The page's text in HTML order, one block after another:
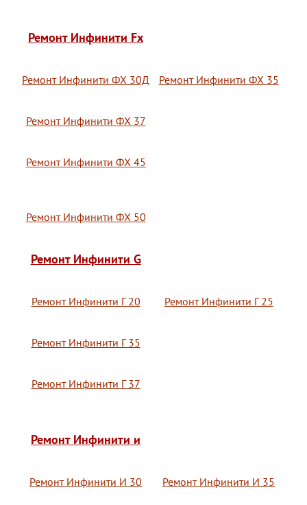
Ремонт Инфинити Fx
Ремонт Инфинити ФХ 30Д Ремонт Инфинити ФХ 35
Ремонт Инфинити ФХ 37
Ремонт Инфинити ФХ 45
Ремонт Инфинити ФХ 50
Ремонт Инфинити G
Ремонт Инфинити Г 20 Ремонт Инфинити Г 25
Ремонт Инфинити Г 35
Ремонт Инфинити Г 37
Ремонт Инфинити и
Ремонт Инфинити И 30 Ремонт Инфинити И 35